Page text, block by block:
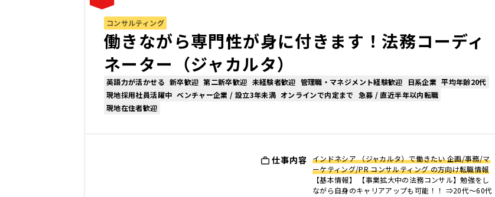
コンサルティング
働きながら専門性が身に付きます！法務コーディ
ネーター（ジャカルタ）
英語力が活かせる 新卒歓迎 第二新卒歓迎 未経験者歓迎 管理職・マネジメント経験歓迎 日系企業 平均年齢20代
現地採用社員活躍中 ベンチャー企業 / 設立3年未満 オンラインで内定まで 急募 / 直近半年以内転職
現地在住者歓迎
仕事内容 インドネシア （ジャカルタ）で働きたい 企画/事務/マ
ーケティング/PR コンサルティング の方向け転職情報
【基本情報】 【事業拡大中の法務コンサル】勉強をし
ながら自身のキャリアアップも可能！！ ⇒20代～60代